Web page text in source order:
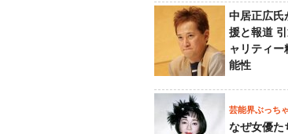
中居正広氏
援と報道
ャリティ
能性
芸能界ぶっち
なぜ女優た